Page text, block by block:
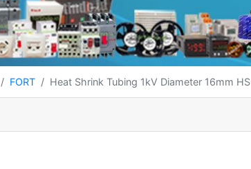
FORT Heat Shrink Tubing 1kV Diameter 16mm